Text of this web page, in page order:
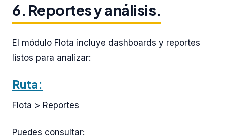
6. Reportes y análisis.
El módulo Flota incluye dashboards y reportes
listos para analizar:
Ruta:
Flota > Reportes
Puedes consultar: